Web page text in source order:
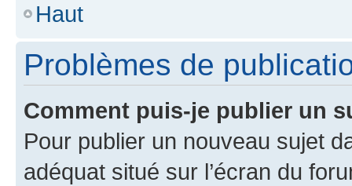
Haut
Problèmes de
Comment puis-je publier un
Pour publier un nouveau sujet
adéquat situé sur l’écran du